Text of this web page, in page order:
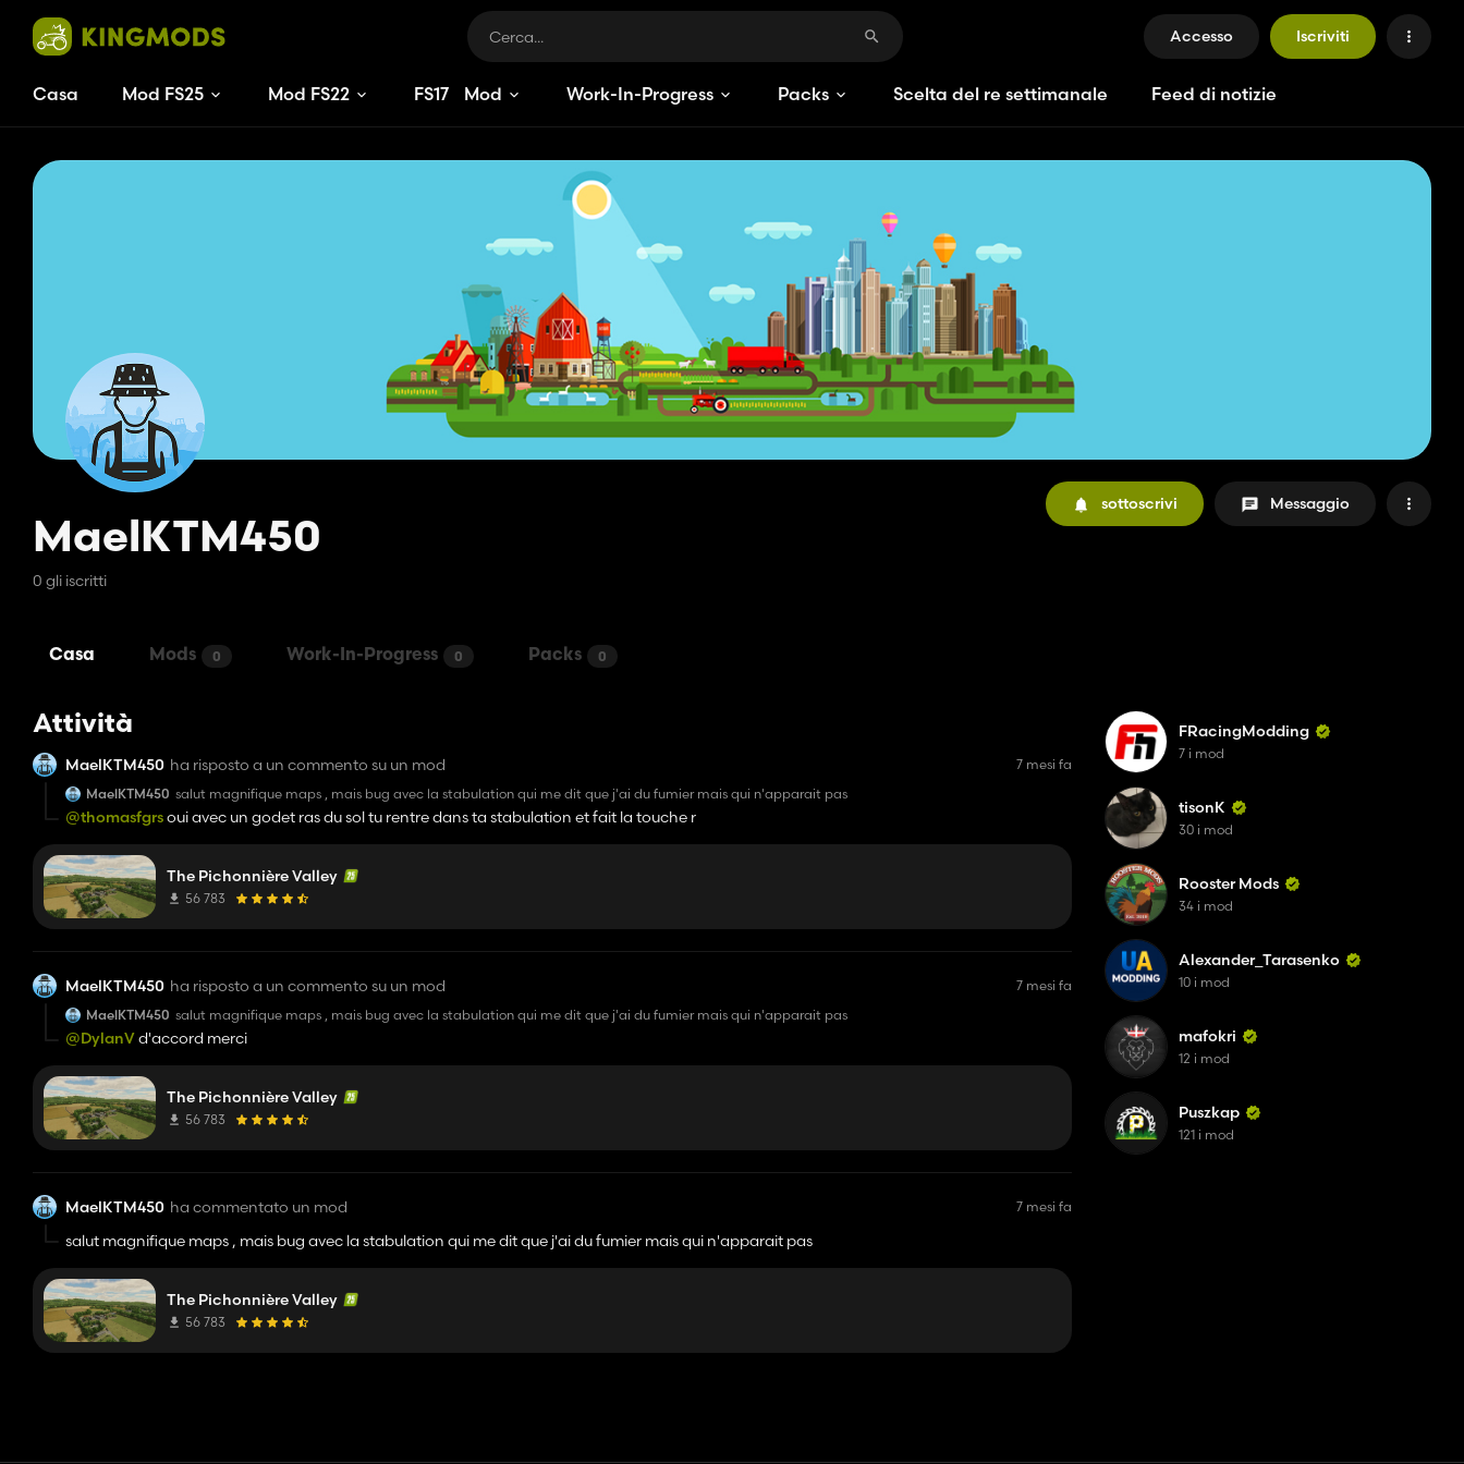
Accesso Iscriviti
Casa Mod FS25 Mod FS22 FS17 Mod Work-In-Progress Packs Scelta del re settimanale Feed di notizie
MaelKTM450
0 gli iscritti
sottoscrivi Messaggio
Casa Mods 0 Work-In-Progress 0 Packs 0
Attività
MaelKTM450 ha risposto a un commento su un mod
7 mesi fa
MaelKTM450 salut magnifique maps , mais bug avec la stabulation qui me dit que j'ai du fumier mais qui n'apparait pas
@thomasfgrsoui avec un godet ras du sol tu rentre dans ta stabulation et fait la touche r
The Pichonnière Valley
56 783
MaelKTM450 ha risposto a un commento su un mod
7 mesi fa
MaelKTM450 salut magnifique maps , mais bug avec la stabulation qui me dit que j'ai du fumier mais qui n'apparait pas
@DylanVd'accord merci
The Pichonnière Valley
56 783
MaelKTM450 ha commentato un mod 7 mesi fa
salut magnifique maps , mais bug avec la stabulation qui me dit que j'ai du fumier mais qui n'apparait pas
The Pichonnière Valley
56 783
FRacingModding
7 i mod
tisonK
30 i mod
Rooster Mods
34 i mod
Alexander_Tarasenko
10 i mod
mafokri
12 i mod
Puszkap
121 i mod